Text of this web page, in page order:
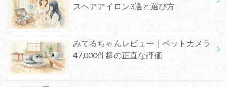
スヘアアイロン3選と選び方
みてるちゃんレビュー｜ペットカメラ
47,000件超の正直な評価